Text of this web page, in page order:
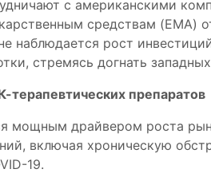
с американскими
средствам
наблюдается рост
стремясь догнать западных
препаратов
мощным драйвером роста
включая хроническую
19.